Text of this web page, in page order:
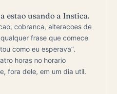
estao usando a Instica.
cobranca, alteracoes de
frase que comece
como eu esperava”.
horas no horario
fora dele, em um dia util.